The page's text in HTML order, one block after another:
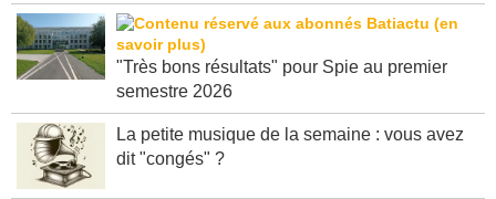
"Très bons résultats" pour Spie au premier
La petite musique de la semaine : vous avez